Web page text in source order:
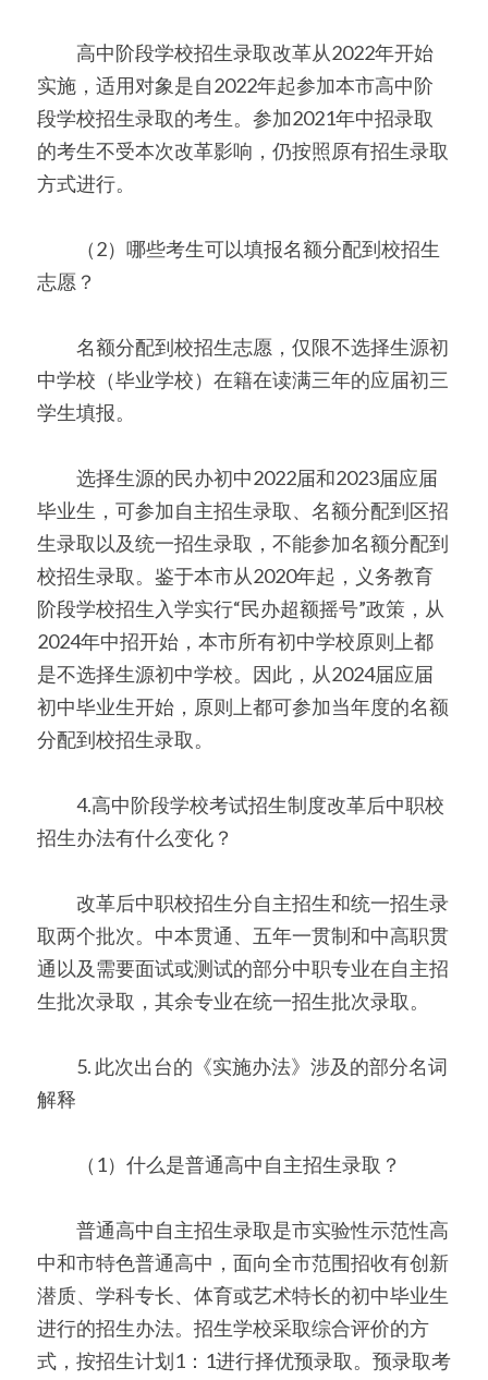
高中阶段学校招生录取改革从2022年开始
实施，适用对象是自2022年起参加本市高中阶
段学校招生录取的考生。参加2021年中招录取
的考生不受本次改革影响，仍按照原有招生录取
方式进行。
（2）哪些考生可以填报名额分配到校招生
志愿？
名额分配到校招生志愿，仅限不选择生源初
中学校（毕业学校）在籍在读满三年的应届初三
学生填报。
选择生源的民办初中2022届和2023届应届
毕业生，可参加自主招生录取、名额分配到区招
生录取以及统一招生录取，不能参加名额分配到
校招生录取。鉴于本市从2020年起，义务教育
阶段学校招生入学实行“民办超额摇号”政策，从
2024年中招开始，本市所有初中学校原则上都
是不选择生源初中学校。因此，从2024届应届
初中毕业生开始，原则上都可参加当年度的名额
分配到校招生录取。
4.高中阶段学校考试招生制度改革后中职校
招生办法有什么变化？
改革后中职校招生分自主招生和统一招生录
取两个批次。中本贯通、五年一贯制和中高职贯
通以及需要面试或测试的部分中职专业在自主招
生批次录取，其余专业在统一招生批次录取。
5. 此次出台的《实施办法》涉及的部分名词
解释
（1）什么是普通高中自主招生录取？
普通高中自主招生录取是市实验性示范性高
中和市特色普通高中，面向全市范围招收有创新
潜质、学科专长、体育或艺术特长的初中毕业生
进行的招生办法。招生学校采取综合评价的方
式，按招生计划1：1进行择优预录取。预录取考